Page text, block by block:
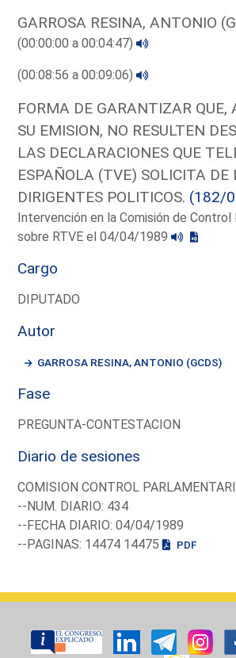
GARROSA RESINA, ANTONIO
(00:00:00 a 00:04:47)
(00:08:56 a 00:09:06)
FORMA DE GARANTIZAR QUE,
SU EMISION, NO RESULTEN
LAS DECLARACIONES QUE
ESPAÑOLA (TVE) SOLICITA DE
DIRIGENTES POLITICOS. (182/
Intervención en la Comisión de Control
sobre RTVE el 04/04/1989
Cargo
DIPUTADO
Autor
GARROSA RESINA, ANTONIO (GCDS)
Fase
PREGUNTA-CONTESTACION
Diario de sesiones
COMISION CONTROL
--NUM. DIARIO: 434
--FECHA DIARIO: 04/04/1989
--PAGINAS: 14474 14475
PDF